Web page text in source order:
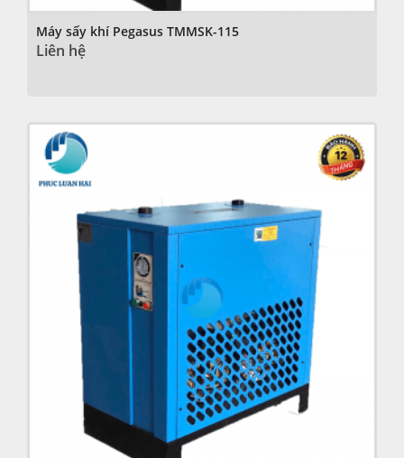
Máy sấy khí Pegasus TMMSK-115
Liên hệ